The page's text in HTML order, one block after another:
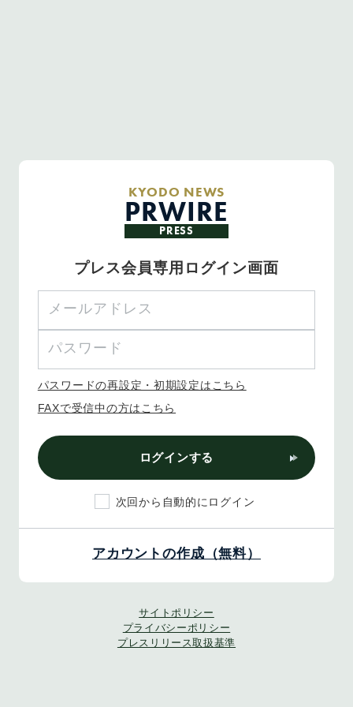
KYODO NEWS
PRWIRE
PRESS
プレス会員専用ログイン画面
パスワードの再設定・初期設定はこちら
FAXで受信中の方はこちら
ログインする
次回から自動的にログイン
アカウントの作成（無料）
サイトポリシー
プライバシーポリシー
プレスリリース取扱基準